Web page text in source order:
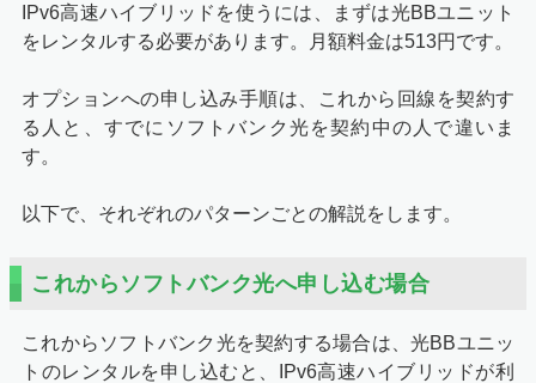
IPv6高速ハイブリッドを使うには、まずは光BBユニット
をレンタルする必要があります。月額料金は513円です。
オプションへの申し込み手順は、これから回線を契約す
る人と、すでにソフトバンク光を契約中の人で違いま
す。
以下で、それぞれのパターンごとの解説をします。
これからソフトバンク光へ申し込む場合
これからソフトバンク光を契約する場合は、光BBユニッ
トのレンタルを申し込むと、IPv6高速ハイブリッドが利